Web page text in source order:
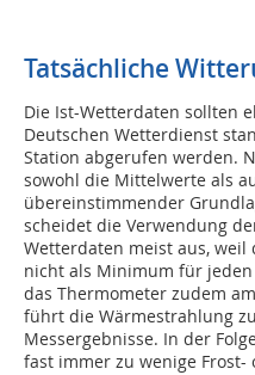
Tatsächliche
Die Ist-Wetterdaten sollten
Deutschen Wetterdienst
Station abgerufen werden.
sowohl die Mittelwerte als
übereinstimmender
scheidet die Verwendung
Wetterdaten meist aus,
nicht als Minimum für
das Thermometer zudem
führt die Wärmestrahlung
Messergebnisse. In der
fast immer zu wenige Frost-